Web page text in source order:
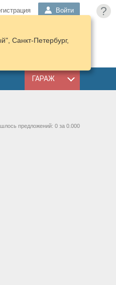
?
Войти
КОРЗИНА
ГАРАЖ
Санкт-Петербург,
предложений: 0 за 0.000